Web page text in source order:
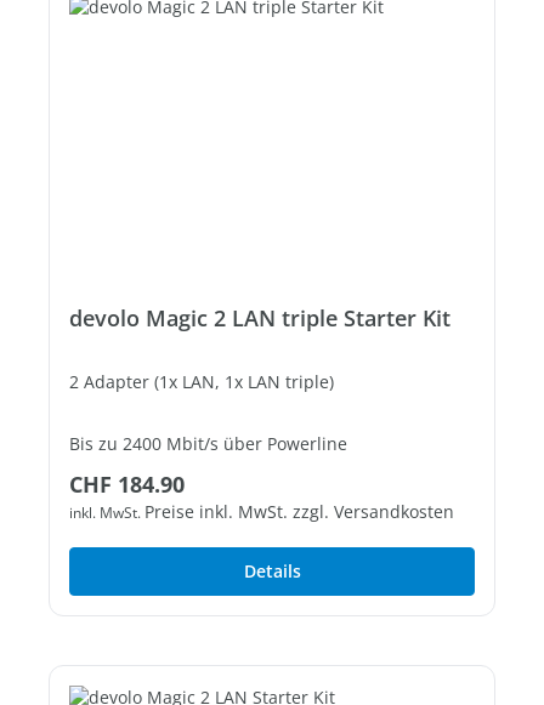
devolo Magic 2 LAN triple Starter Kit
2 Adapter (1x LAN, 1x LAN triple)
Bis zu 2400 Mbit/s über Powerline
3 freie Gigabit-LAN-Ports
Regulärer Preis:
CHF 184.90
inkl. MwSt. Preise inkl. MwSt. zzgl. Versandkosten
Details